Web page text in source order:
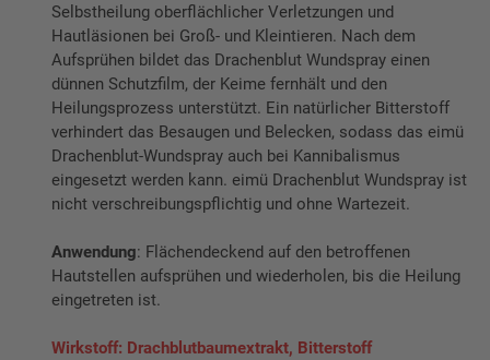
Selbstheilung oberflächlicher Verletzungen und
Hautläsionen bei Groß- und Kleintieren. Nach dem
Aufsprühen bildet das Drachenblut Wundspray einen
dünnen Schutzfilm, der Keime fernhält und den
Heilungsprozess unterstützt. Ein natürlicher Bitterstoff
verhindert das Besaugen und Belecken, sodass das eimü
Drachenblut-Wundspray auch bei Kannibalismus
eingesetzt werden kann. eimü Drachenblut Wundspray ist
nicht verschreibungspflichtig und ohne Wartezeit.
Anwendung: Flächendeckend auf den betroffenen
Hautstellen aufsprühen und wiederholen, bis die Heilung
eingetreten ist.
Wirkstoff: Drachblutbaumextrakt, Bitterstoff